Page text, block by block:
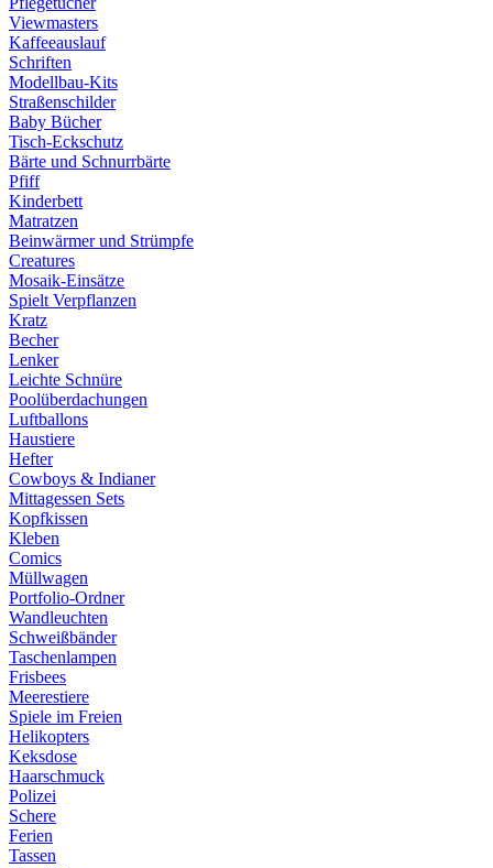
Viewmasters
Kaffeeauslauf
Schriften
Modellbau-Kits
Straßenschilder
Baby Bücher
Tisch-Eckschutz
Bärte und Schnurrbärte
Pfiff
Kinderbett
Matratzen
Beinwärmer und Strümpfe
Creatures
Mosaik-Einsätze
Spielt Verpflanzen
Kratz
Becher
Lenker
Leichte Schnüre
Poolüberdachungen
Luftballons
Haustiere
Hefter
Cowboys & Indianer
Mittagessen Sets
Kopfkissen
Kleben
Comics
Müllwagen
Portfolio-Ordner
Wandleuchten
Schweißbänder
Taschenlampen
Frisbees
Meerestiere
Spiele im Freien
Helikopters
Keksdose
Haarschmuck
Polizei
Schere
Ferien
Tassen